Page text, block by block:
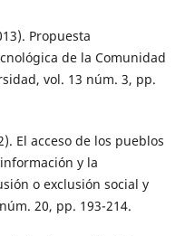
Propuesta
de la Comunidad
vol. 13 núm. 3, pp.
El acceso de los pueblos
y la
o exclusión social y
20, pp. 193-214.